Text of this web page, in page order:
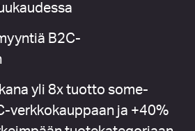
B2C-
yli 8x tuotto some-
verkkokauppaan ja +40%